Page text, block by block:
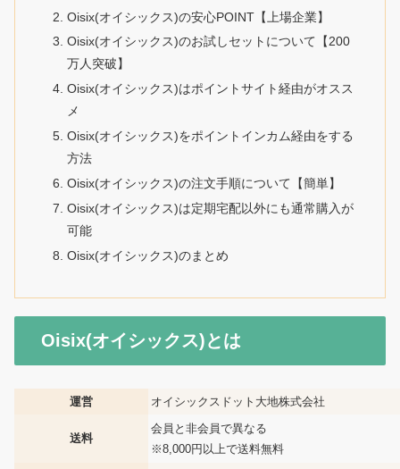
Oisix(オイシックス)の安心POINT【上場企業】
Oisix(オイシックス)のお試しセットについて【200
万人突破】
Oisix(オイシックス)はポイントサイト経由がオスス
メ
Oisix(オイシックス)をポイントインカム経由をする
方法
Oisix(オイシックス)の注文手順について【簡単】
Oisix(オイシックス)は定期宅配以外にも通常購入が
可能
Oisix(オイシックス)のまとめ
Oisix(オイシックス)とは
運営 オイシックスドット大地株式会社
送料
会員と非会員で異なる
※8,000円以上で送料無料